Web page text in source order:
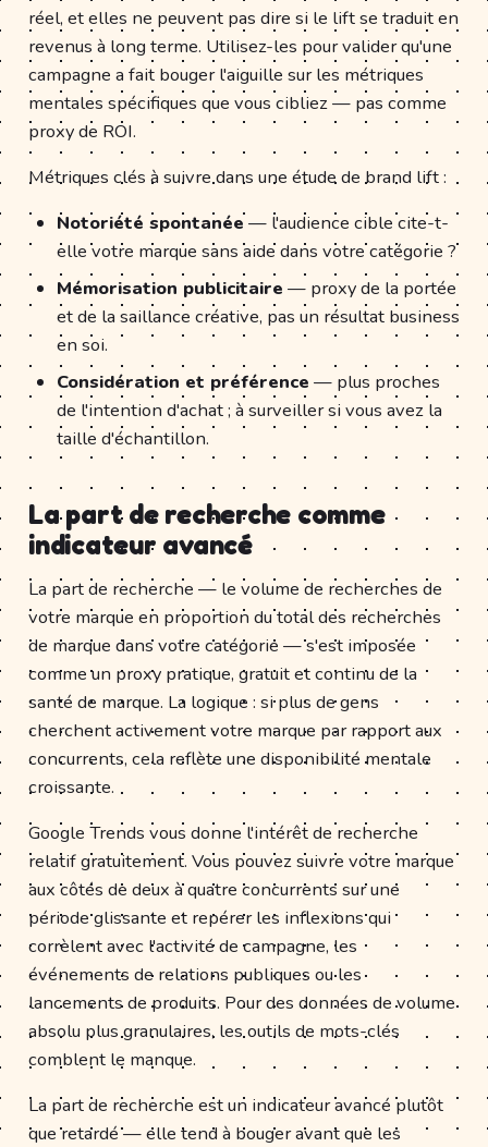
réel, et elles ne peuvent pas dire si le lift se traduit en
revenus à long terme. Utilisez-les pour valider qu'une
campagne a fait bouger l'aiguille sur les métriques
mentales spécifiques que vous cibliez — pas comme
proxy de ROI.
Métriques clés à suivre dans une étude de brand lift :
Notoriété spontanée— l'audience cible cite-t-
elle votre marque sans aide dans votre catégorie ?
Mémorisation publicitaire — proxy de la portée
et de la saillance créative, pas un résultat business
en soi.
Considération et préférence — plus proches
de l'intention d'achat ; à surveiller si vous avez la
taille d'échantillon.
La part de recherche comme
indicateur avancé
La part de recherche — le volume de recherches de
votre marque en proportion du total des recherches
de marque dans votre catégorie — s'est imposée
comme un proxy pratique, gratuit et continu de la
santé de marque. La logique : si plus de gens
cherchent activement votre marque par rapport aux
concurrents, cela reflète une disponibilité mentale
croissante.
Google Trends vous donne l'intérêt de recherche
relatif gratuitement. Vous pouvez suivre votre marque
aux côtés de deux à quatre concurrents sur une
période glissante et repérer les inflexions qui
corrèlent avec l'activité de campagne, les
événements de relations publiques ou les
lancements de produits. Pour des données de volume
absolu plus granulaires, les outils de mots-clés
comblent le manque.
La part de recherche est un indicateur avancé plutôt
que retardé — elle tend à bouger avant que les